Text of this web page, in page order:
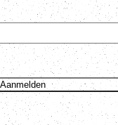
Aanmelden